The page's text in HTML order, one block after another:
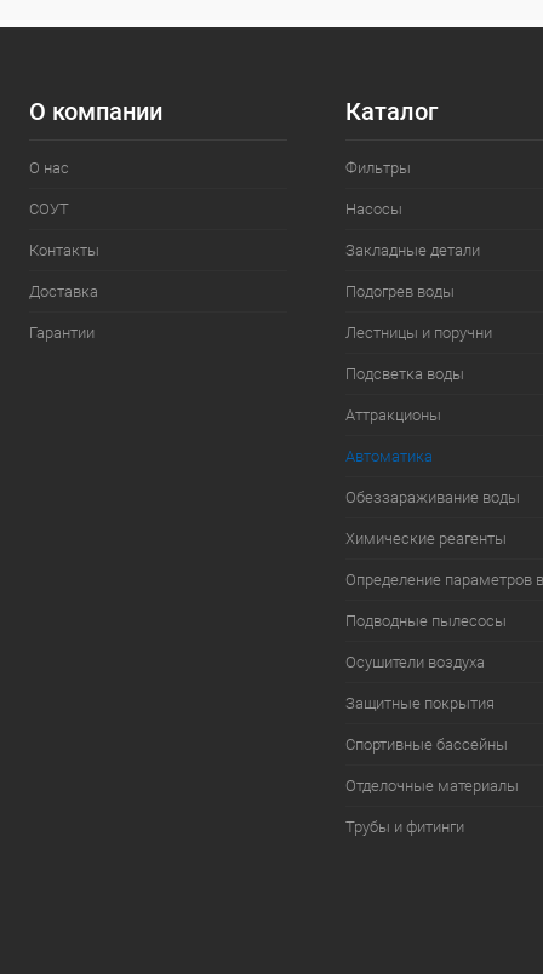
О компании
О нас
СОУТ
Контакты
Доставка
Гарантии
Каталог
Фильтры
Насосы
Закладные детали
Подогрев воды
Лестницы и поручни
Подсветка воды
Аттракционы
Автоматика
Обеззараживание воды
Химические реагенты
Определение параметров
Подводные пылесосы
Осушители воздуха
Защитные покрытия
Спортивные бассейны
Отделочные материалы
Трубы и фитинги